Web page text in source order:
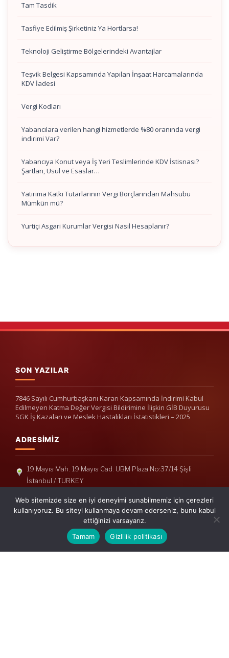
Tam Tasdik
Tasfiye Edilmiş Şirketiniz Ya Hortlarsa!
Teknoloji Geliştirme Bölgelerindeki Avantajlar
Teşvik Belgesi Kapsamında Yapılan İnşaat Harcamalarında
KDV İadesi
Vergi Kodları
Yabancılara verilen hangi hizmetlerde %80 oranında vergi
indirimi Var?
Yabancıya Konut veya İş Yeri Teslimlerinde KDV İstisnası?
Şartları, Usul ve Esaslar…
Yatırıma Katkı Tutarlarının Vergi Borçlarından Mahsubu
Mümkün mü?
Yurtiçi Asgari Kurumlar Vergisi Nasıl Hesaplanır?
SON YAZILAR
7846 Sayılı Cumhurbaşkanı Kararı Kapsamında İndirimi Kabul
Edilmeyen Katma Değer Vergisi Bildirimine İlişkin GİB Duyurusu
SGK İş Kazaları ve Meslek Hastalıkları İstatistikleri – 2025
ADRESIMIZ
19 Mayıs Mah. 19 Mayıs Cad. UBM Plaza No:37/14 Şişli
İstanbul / TURKEY
Telefon: +90(212) 240 33 39
Telefon: +90(212) 248 19 36
info@erisymm.com
Web sitemizde size en iyi deneyimi sunabilmemiz için çerezleri
kullanıyoruz. Bu siteyi kullanmaya devam ederseniz, bunu kabul
ettiğinizi varsayarız.
Tamam
Gizlilik politikası